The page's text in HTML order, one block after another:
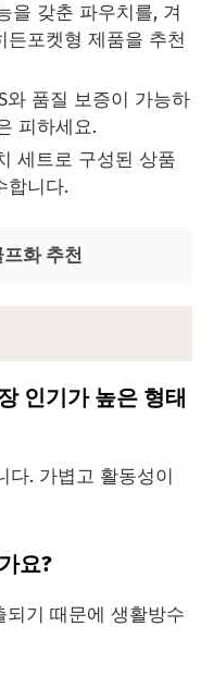
을 갖춘 파우치를, 겨
포켓형 제품을 추천
품질 보증이 가능하
피하세요.
세트로 구성된 상품
합니다.
화 추천
인기가 높은 형태
. 가볍고 활동성이
요?
기 때문에 생활방수